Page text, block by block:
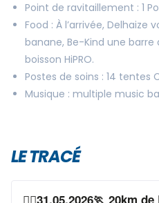
Point de ravitaillement : 1
Food : À l’arrivée, Delhaize
banane, Be-Kind une
boisson HiPRO.
Postes de soins : 14 tentes
Musique : multiple music
LE TRACÉ